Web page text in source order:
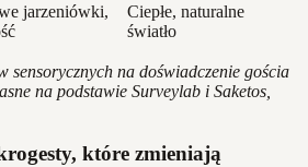
jarzeniówki,
Ciepłe, naturalne
światło
sensorycznych na doświadczenie gościa
na podstawie Surveylab i Saketos,
które zmieniają